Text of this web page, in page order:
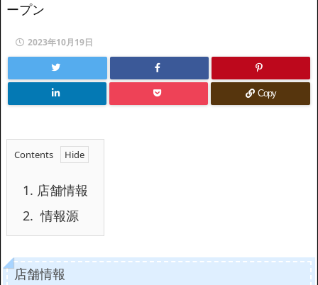
ープン
2023年10月19日
Copy
Contents
1. 店舗情報
2. 情報源
店舗情報